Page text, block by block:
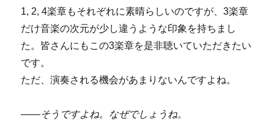
1, 2, 4楽章もそれぞれに素晴らしいのですが、3楽章
だけ音楽の次元が少し違うような印象を持ちまし
た。皆さんにもこの3楽章を是非聴いていただきたい
です。
ただ、演奏される機会があまりないんですよね。
――そうですよね。なぜでしょうね。